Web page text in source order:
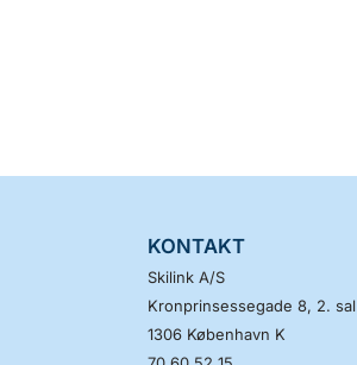
KONTAKT
Skilink A/S
Kronprinsessegade 8, 2. sal
1306 København K